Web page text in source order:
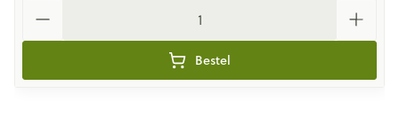
Bestel